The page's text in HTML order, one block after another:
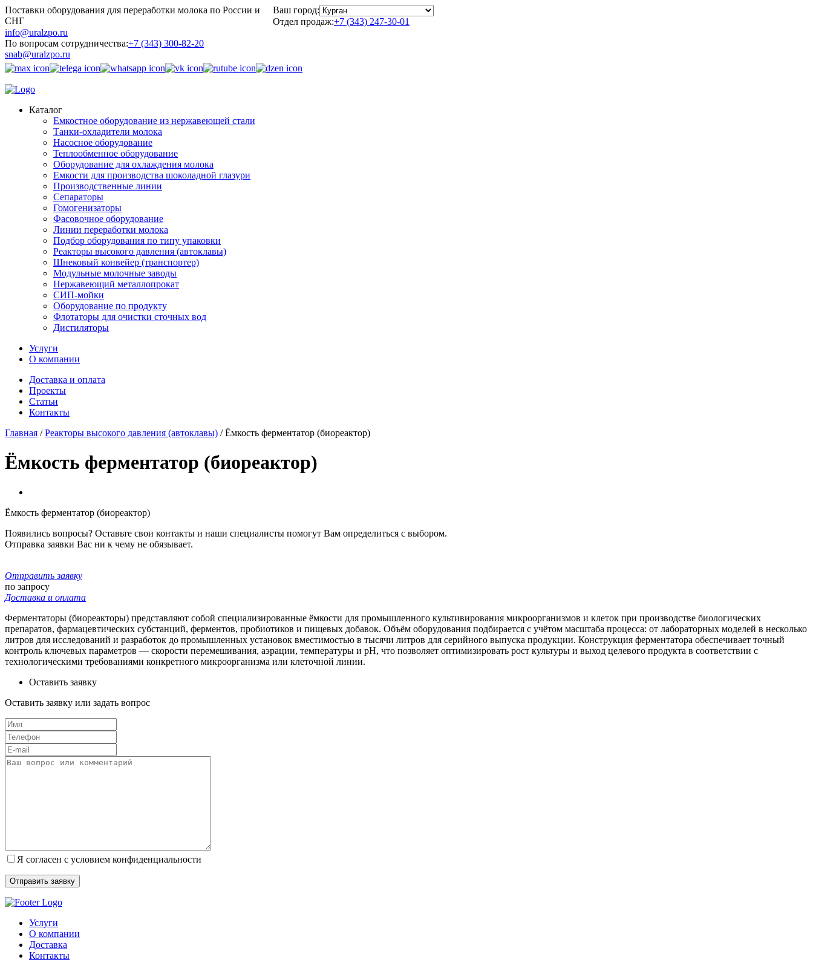
Поставки оборудования для переработки молока по России и
СНГ
Ваш город:
Отдел продаж:+7 (343) 247-30-01
info@uralzpo.ru
По вопросам сотрудничества:+7 (343) 300-82-20
snab@uralzpo.ru
Каталог
Емкостное оборудование из нержавеющей стали
Танки-охладители молока
Насосное оборудование
Теплообменное оборудование
Оборудование для охлаждения молока
Емкости для производства шоколадной глазури
Производственные линии
Сепараторы
Гомогенизаторы
Фасовочное оборудование
Линии переработки молока
Подбор оборудования по типу упаковки
Реакторы высокого давления (автоклавы)
Шнековый конвейер (транспортер)
Модульные молочные заводы
Нержавеющий металлопрокат
СИП-мойки
Оборудование по продукту
Флотаторы для очистки сточных вод
Дистиляторы
Услуги
О компании
Доставка и оплата
Проекты
Статьи
Контакты
Главная /Реакторы высокого давления (автоклавы) /Ёмкость ферментатор (биореактор)
Ёмкость ферментатор (биореактор)
Ёмкость ферментатор (биореактор)
Появились вопросы? Оставьте свои контакты и наши специалисты помогут Вам определиться с выбором.
Отправка заявки Вас ни к чему не обязывает.
Отправить заявку
по запросу
Доставка и оплата
Ферментаторы (биореакторы) представляют собой специализированные ёмкости для промышленного культивирования микроорганизмов и клеток при производстве биологических
препаратов, фармацевтических субстанций, ферментов, пробиотиков и пищевых добавок. Объём оборудования подбирается с учётом масштаба процесса: от лабораторных моделей в несколько
литров для исследований и разработок до промышленных установок вместимостью в тысячи литров для серийного выпуска продукции. Конструкция ферментатора обеспечивает точный
контроль ключевых параметров — скорости перемешивания, аэрации, температуры и pH, что позволяет оптимизировать рост культуры и выход целевого продукта в соответствии с
технологическими требованиями конкретного микроорганизма или клеточной линии.
Оставить заявку
Оставить заявку или задать вопрос
Я согласен с условием конфиденциальности
Услуги
О компании
Доставка
Контакты